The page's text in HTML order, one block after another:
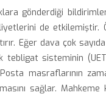
gönderdiği
de etkilemiştir.
Eğer dava çok
sisteminin
masraflarının
sağlar.